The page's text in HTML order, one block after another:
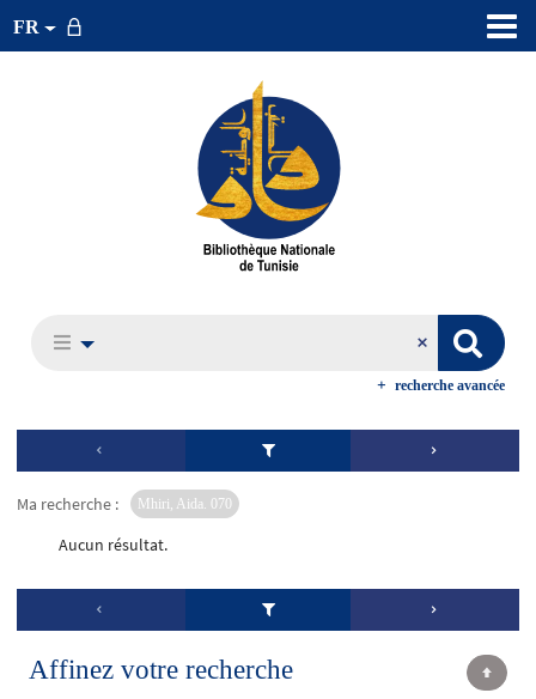
FR
recherche avancée
Ma recherche : Mhiri, Aida. 070
Aucun résultat.
Affinez votre recherche